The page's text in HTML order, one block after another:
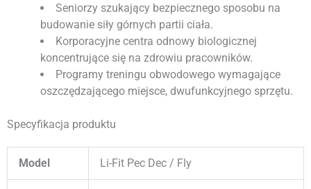
Seniorzy szukający bezpiecznego sposobu na
budowanie siły górnych partii ciała.
Korporacyjne centra odnowy biologicznej
koncentrujące się na zdrowiu pracowników.
Programy treningu obwodowego wymagające
oszczędzającego miejsce, dwufunkcyjnego sprzętu.
Specyfikacja produktu
Model Li-Fit Pec Dec / Fly